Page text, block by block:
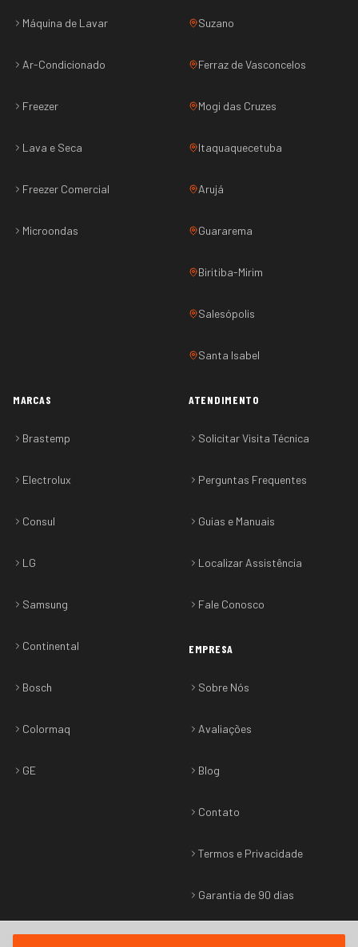
Máquina de Lavar
Ar-Condicionado
Freezer
Lava e Seca
Freezer Comercial
Microondas
Suzano
Ferraz de Vasconcelos
Mogi das Cruzes
Itaquaquecetuba
Arujá
Guararema
Biritiba-Mirim
Salesópolis
Santa Isabel
MARCAS
Brastemp
Electrolux
Consul
LG
Samsung
Continental
Bosch
Colormaq
GE
ATENDIMENTO
Solicitar Visita Técnica
Perguntas Frequentes
Guias e Manuais
Localizar Assistência
Fale Conosco
EMPRESA
Sobre Nós
Avaliações
Blog
Contato
Termos e Privacidade
Garantia de 90 dias